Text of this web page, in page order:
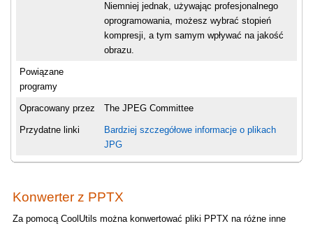
Niemniej jednak, używając profesjonalnego
oprogramowania, możesz wybrać stopień
kompresji, a tym samym wpływać na jakość
obrazu.
Powiązane
programy
Opracowany przez The JPEG Committee
Przydatne linki
Bardziej szczegółowe informacje o plikach
JPG
Konwerter z PPTX
Za pomocą CoolUtils można konwertować pliki PPTX na różne inne